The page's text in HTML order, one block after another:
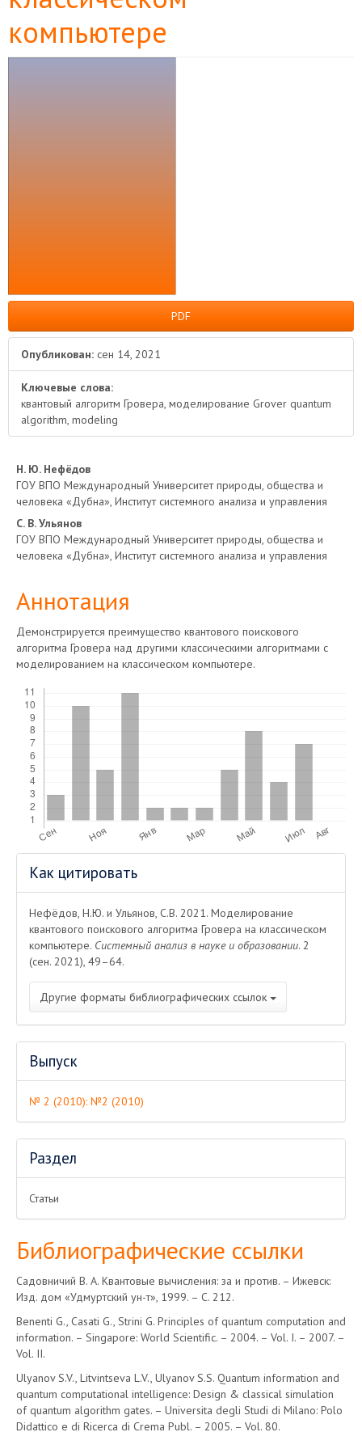
компьютере
PDF
Опубликован: сен 14, 2021
Ключевые слова:
квантовый алгоритм Гровера, моделирование Grover quantum
algorithm, modeling
Основное
содержимое
статьи
Н. Ю. Нефёдов
ГОУ ВПО Международный Университет природы, общества и
человека «Дубна», Институт системного анализа и управления
С. В. Ульянов
ГОУ ВПО Международный Университет природы, общества и
человека «Дубна», Институт системного анализа и управления
Аннотация
Демонстрируется преимущество квантового поискового
алгоритма Гровера над другими классическими алгоритмами с
моделированием на классическом компьютере.
Информация
о статье
Как цитировать
Нефёдов, Н.Ю. и Ульянов, С.В. 2021. Моделирование
квантового поискового алгоритма Гровера на классическом
компьютере. Системный анализ в науке и образовании. 2
(сен. 2021), 49–64.
Другие форматы библиографических ссылок
Выпуск
№ 2 (2010): №2 (2010)
Раздел
Статьи
Библиографические ссылки
Садовничий В. А. Квантовые вычисления: за и против. – Ижевск:
Изд. дом «Удмуртский ун-т», 1999. – С. 212.
Benenti G., Casati G., Strini G. Principles of quantum computation and
information. – Singapore: World Scientific. – 2004. – Vol. I. – 2007. –
Vol. II.
Ulyanov S.V., Litvintseva L.V., Ulyanov S.S. Quantum information and
quantum computational intelligence: Design & classical simulation
of quantum algorithm gates. – Universita degli Studi di Milano: Polo
Didattico e di Ricerca di Crema Publ. – 2005. – Vol. 80.